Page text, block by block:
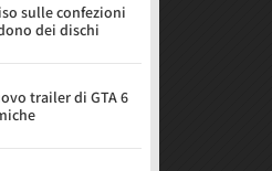
sulle confezioni
dei dischi
trailer di GTA 6